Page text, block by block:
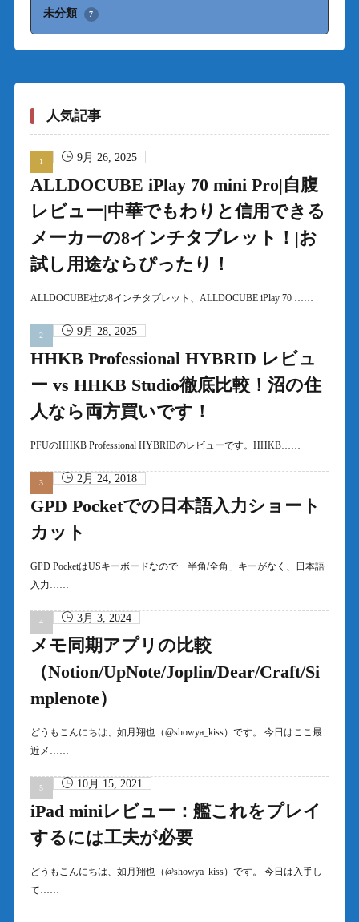
未分類 7
人気記事
9月 26, 2025
ALLDOCUBE iPlay 70 mini Pro|自腹
レビュー|中華でもわりと信用できる
メーカーの8インチタブレット！|お
試し用途ならぴったり！
ALLDOCUBE社の8インチタブレット、ALLDOCUBE iPlay 70 ……
9月 28, 2025
HHKB Professional HYBRID レビュ
ー vs HHKB Studio徹底比較！沼の住
人なら両方買いです！
PFUのHHKB Professional HYBRIDのレビューです。HHKB……
2月 24, 2018
GPD Pocketでの日本語入力ショート
カット
GPD PocketはUSキーボードなので「半角/全角」キーがなく、日本語
入力……
3月 3, 2024
メモ同期アプリの比較
（Notion/UpNote/Joplin/Dear/Craft/Si
mplenote）
どうもこんにちは、如月翔也（@showya_kiss）です。 今日はここ最
近メ……
10月 15, 2021
iPad miniレビュー：艦これをプレイ
するには工夫が必要
どうもこんにちは、如月翔也（@showya_kiss）です。 今日は入手し
て……